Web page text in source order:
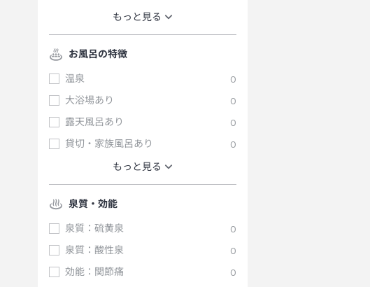
もっと見る
お風呂の特徴
温泉
0
大浴場あり
0
露天風呂あり
0
貸切・家族風呂あり
0
もっと見る
泉質・効能
泉質：硫黄泉
0
泉質：酸性泉
0
効能：関節痛
0